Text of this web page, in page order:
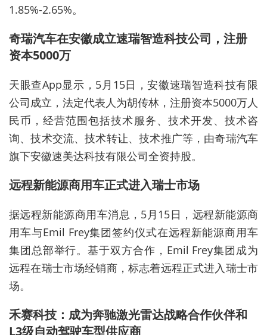
1.85%-2.65%。
奇瑞汽车在安徽成立速瑞智造科技公司，注册
资本5000万
天眼查App显示，5月15日，安徽速瑞智造科技有限
公司成立，法定代表人为胡传林，注册资本5000万人
民币，经营范围包括技术服务、技术开发、技术咨
询、技术交流、技术转让、技术推广等，由奇瑞汽车
旗下安徽速美达科技有限公司全资持股。
远程新能源商用车正式进入瑞士市场
据远程新能源商用车消息，5月15日，远程新能源商
用车与Emil Frey集团签约仪式在远程新能源商用车
集团总部举行。基于双方合作，Emil Frey集团成为
远程在瑞士市场经销商，标志着远程正式进入瑞士市
场。
禾赛科技：成为奔驰激光雷达战略合作伙伴和
L3级自动驾驶车型供应商